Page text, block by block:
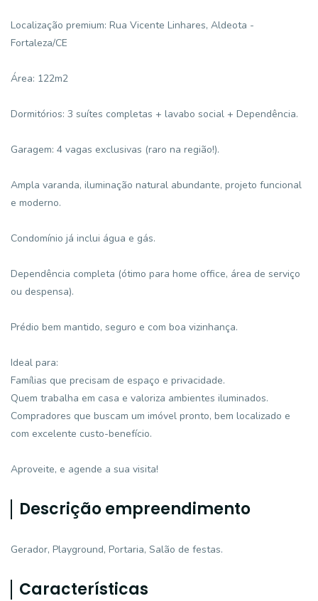
Localização premium: Rua Vicente Linhares, Aldeota -
Fortaleza/CE
Área: 122m2
Dormitórios: 3 suítes completas + lavabo social + Dependência.
Garagem: 4 vagas exclusivas (raro na região!).
Ampla varanda, iluminação natural abundante, projeto funcional
e moderno.
Condomínio já inclui água e gás.
Dependência completa (ótimo para home office, área de serviço
ou despensa).
Prédio bem mantido, seguro e com boa vizinhança.
Ideal para:
Famílias que precisam de espaço e privacidade.
Quem trabalha em casa e valoriza ambientes iluminados.
Compradores que buscam um imóvel pronto, bem localizado e
com excelente custo-benefício.
Aproveite, e agende a sua visita!
Descrição empreendimento
Gerador, Playground, Portaria, Salão de festas.
Características